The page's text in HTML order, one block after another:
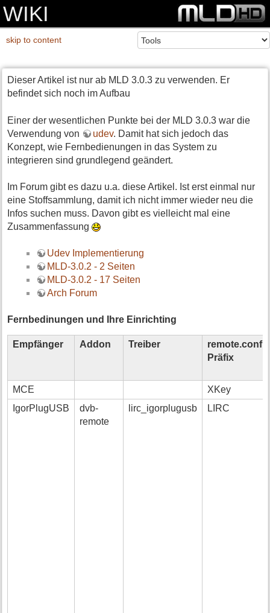
WIKI
skip to content
Dieser Artikel ist nur ab MLD 3.0.3 zu verwenden. Er
befindet sich noch im Aufbau
Einer der wesentlichen Punkte bei der MLD 3.0.3 war die
Verwendung von
udev. Damit hat sich jedoch das
Konzept, wie Fernbedienungen in das System zu
integrieren sind grundlegend geändert.
Im Forum gibt es dazu u.a. diese Artikel. Ist erst einmal nur
eine Stoffsammlung, damit ich nicht immer wieder neu die
Infos suchen muss. Davon gibt es vielleicht mal eine
Zusammenfassung
Udev Implementierung
MLD-3.0.2 - 2 Seiten
MLD-3.0.2 - 17 Seiten
Arch Forum
Fernbedinungen und Ihre Einrichting
Empfänger Addon Treiber
remote.conf
Präfix
MCE
XKey
IgorPlugUSB
dvb-
remote
lirc_igorplugusb LIRC